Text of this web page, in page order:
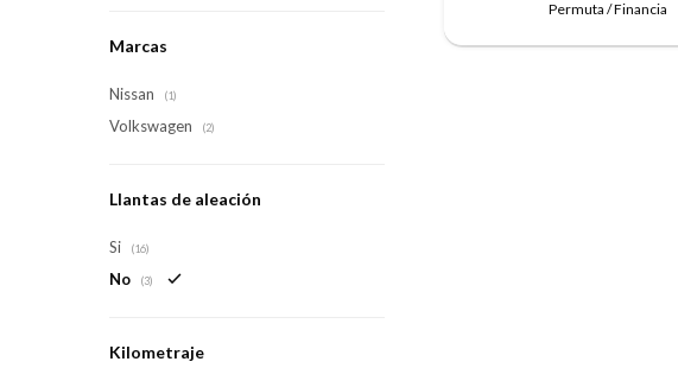
Permuta / Financia
Marcas
Nissan (1)
Volkswagen (2)
Llantas de aleación
Si (16)
No (3)
Kilometraje